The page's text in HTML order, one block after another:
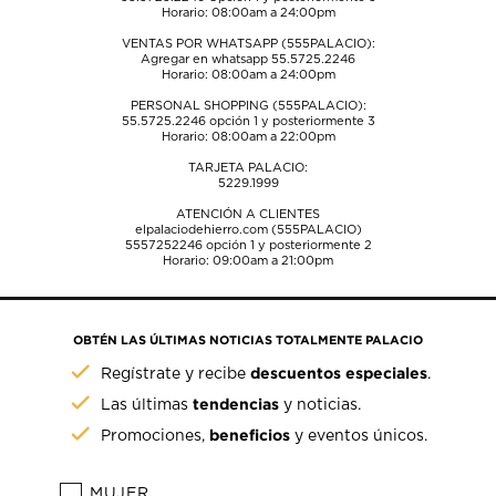
Horario: 08:00am a 24:00pm
VENTAS POR WHATSAPP (555PALACIO):
Agregar en whatsapp 55.5725.2246
Horario: 08:00am a 24:00pm
PERSONAL SHOPPING (555PALACIO):
55.5725.2246opción 1 y posteriormente 3
Horario: 08:00am a 22:00pm
TARJETA PALACIO:
5229.1999
ATENCIÓN A CLIENTES
elpalaciodehierro.com (555PALACIO)
5557252246opción 1 y posteriormente 2
Horario: 09:00am a 21:00pm
OBTÉN LAS ÚLTIMAS NOTICIAS TOTALMENTE PALACIO
Regístrate y recibedescuentos especiales.
Las últimastendencias y noticias.
Promociones, beneficios y eventos únicos.